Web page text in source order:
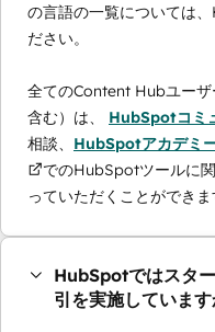
の言語の一覧については
ださい。
全てのContent Hubユー
含む）は、 HubSpotコミ
相談、 HubSpotアカデミ
でのHubSpotツールに
っていただくことができま
HubSpotではスタ
引を実施しています